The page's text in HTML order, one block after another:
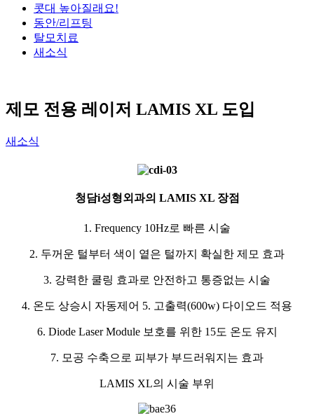
콧대 높아질래요!
동안/리프팅
탈모치료
새소식
제모 전용 레이저 LAMIS XL 도입
새소식
청담i성형외과의 LAMIS XL 장점
1. Frequency 10Hz로 빠른 시술
2. 두꺼운 털부터 색이 옅은 털까지 확실한 제모 효과
3. 강력한 쿨링 효과로 안전하고 통증없는 시술
4. 온도 상승시 자동제어 5. 고출력(600w) 다이오드 적용
6. Diode Laser Module 보호를 위한 15도 온도 유지
7. 모공 수축으로 피부가 부드러워지는 효과
LAMIS XL의 시술 부위